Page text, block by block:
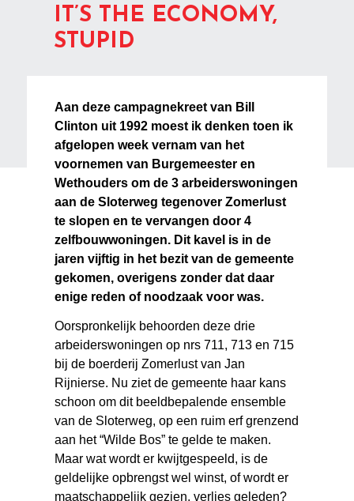
IT’S THE ECONOMY,
STUPID
Aan deze campagnekreet van Bill
Clinton uit 1992 moest ik denken toen ik
afgelopen week vernam van het
voornemen van Burgemeester en
Wethouders om de 3 arbeiderswoningen
aan de Sloterweg tegenover Zomerlust
te slopen en te vervangen door 4
zelfbouwwoningen. Dit kavel is in de
jaren vijftig in het bezit van de gemeente
gekomen, overigens zonder dat daar
enige reden of noodzaak voor was.
Oorspronkelijk behoorden deze drie
arbeiderswoningen op nrs 711, 713 en 715
bij de boerderij Zomerlust van Jan
Rijnierse. Nu ziet de gemeente haar kans
schoon om dit beeldbepalende ensemble
van de Sloterweg, op een ruim erf grenzend
aan het “Wilde Bos” te gelde te maken.
Maar wat wordt er kwijtgespeeld, is de
geldelijke opbrengst wel winst, of wordt er
maatschappelijk gezien, verlies geleden?